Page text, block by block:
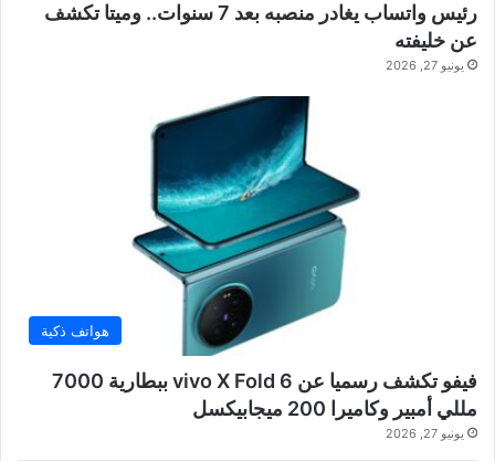
رئيس واتساب يغادر منصبه بعد 7 سنوات.. وميتا تكشف
عن خليفته
يونيو 27, 2026
هواتف ذكية
فيفو تكشف رسميا عن vivo X Fold 6 ببطارية 7000
مللي أمبير وكاميرا 200 ميجابيكسل
يونيو 27, 2026